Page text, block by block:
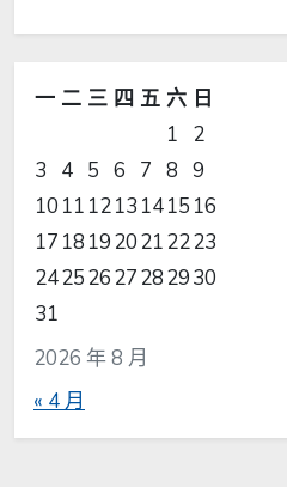
2026 年 8 月
一 二 三 四 五 六 日
1
2
3
4 5 6 7 8 9
10 11 1213 1415 16
17 18 1920212223
24252627282930
31
« 4 月